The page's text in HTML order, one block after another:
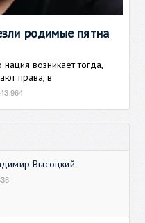
родимые пятна
возникает тогда,
права, в
964
Высоцкий